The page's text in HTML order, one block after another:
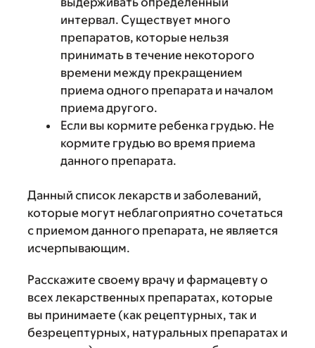
интервал. Существует много
препаратов, которые нельзя
принимать в течение некоторого
времени между прекращением
приема одного препарата и началом
приема другого.
Если вы кормите ребенка грудью. Не
кормите грудью во время приема
данного препарата.
Данный список лекарств и заболеваний,
которые могут неблагоприятно сочетаться
с приемом данного препарата, не является
исчерпывающим.
Расскажите своему врачу и фармацевту о
всех лекарственных препаратах, которые
вы принимаете (как рецептурных, так и
безрецептурных, натуральных препаратах и